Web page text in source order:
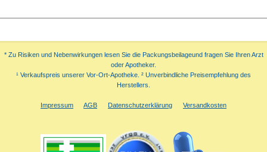
* Zu Risiken und Nebenwirkungen lesen Sie die Packungsbeilageund fragen Sie Ihren Arzt
oder Apotheker.
¹ Verkaufspreis unserer Vor-Ort-Apotheke. ² Unverbindliche Preisempfehlung des
Herstellers.
Impressum AGB Datenschutzerklärung Versandkosten